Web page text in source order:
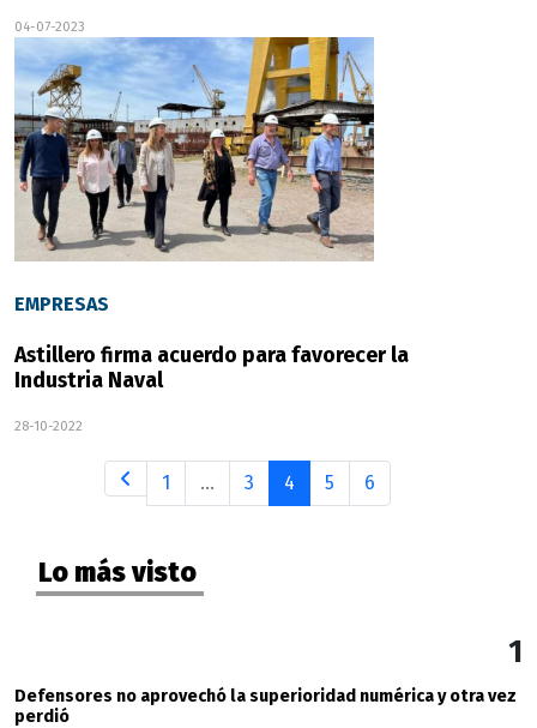
04-07-2023
EMPRESAS
Astillero firma acuerdo para favorecer la
Industria Naval
28-10-2022
1 ... 3 4 5 6
Lo más visto
1
Defensores no aprovechó la superioridad numérica y otra vez
perdió